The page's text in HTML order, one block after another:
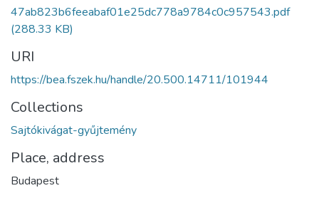
47ab823b6feeabaf01e25dc778a9784c0c957543.pdf
(288.33 KB)
URI
https://bea.fszek.hu/handle/20.500.14711/101944
Collections
Sajtókivágat-gyűjtemény
Place, address
Budapest